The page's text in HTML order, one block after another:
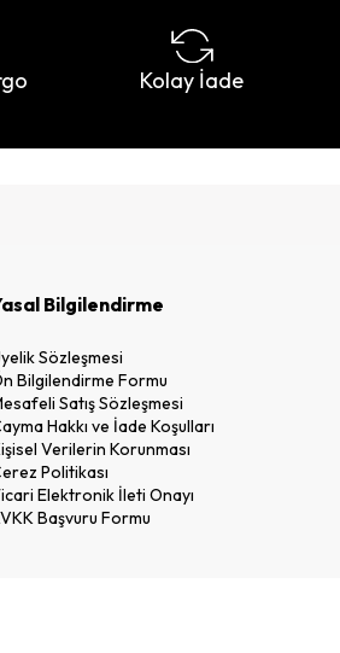
Kolay İade
Bilgilendirme
Sözleşmesi
Bilgilendirme Formu
Satış Sözleşmesi
Hakkı ve İade Koşulları
Verilerin Korunması
Politikası
Elektronik İleti Onayı
Başvuru Formu